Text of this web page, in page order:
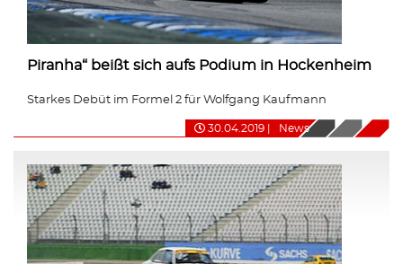
Piranha“ beißt sich aufs Podium in Hockenheim
Starkes Debüt im Formel 2 für Wolfgang Kaufmann
30.04.2019 News